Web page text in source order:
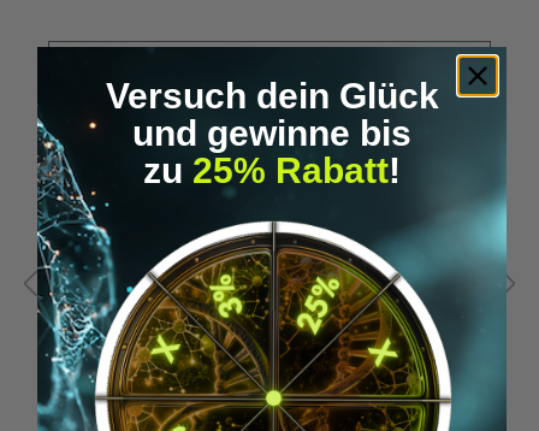
Versuch dein Glück
und gewinne bis
zu 25% Rabatt!